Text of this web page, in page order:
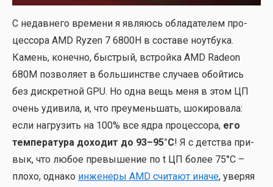
С недав­не­го вре­ме­ни я явля­юсь обла­да­те­лем про­
цес­со­ра AMD Ryzen 7 6800H в соста­ве ноут­бу­ка.
Камень, конеч­но, быст­рый, встрой­ка AMD Radeon
680M поз­во­ля­ет в боль­шин­стве слу­ча­ев обой­тись
без дис­крет­ной GPU. Но одна вещь меня в этом ЦП
очень уди­ви­ла, и, что пре­умень­шать, шоки­ро­ва­ла:
если нагру­зить на 100% все ядра про­цес­со­ра, его
тем­пе­ра­ту­ра дохо­дит до 93–95°C! Я с дет­ства при­
вык, что любое пре­вы­ше­ние по t ЦП более 75°C –
пло­хо, одна­ко инже­не­ры AMD счи­та­ют ина­че, уве­ряя